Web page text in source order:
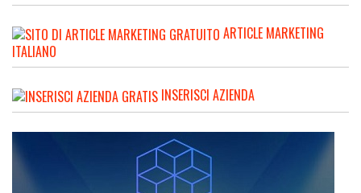
ARTICLE MARKETING
ITALIANO
INSERISCI AZIENDA